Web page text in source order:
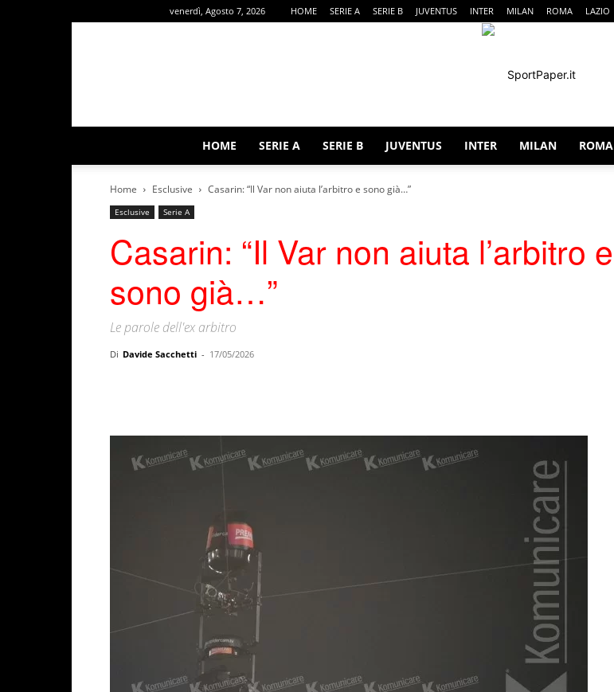
venerdì, Agosto 7, 2026 HOME SERIE A SERIE B JUVENTUS INTER MILAN ROMA LAZIO
HOME SERIE A SERIE B JUVENTUS INTER MILAN ROMA
Home Esclusive Casarin: “Il Var non aiuta l’arbitro e sono già…”
Esclusive Serie A
Casarin: “Il Var non aiuta l’arbitro e
sono già…”
Le parole dell'ex arbitro
Di Davide Sacchetti - 17/05/2026